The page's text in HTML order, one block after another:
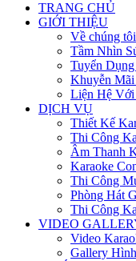
TRANG CHỦ
GIỚI THIỆU
Về chúng tôi
Tầm Nhìn
Tuyển
Khuyễn
Liện Hệ
DỊCH VỤ
Thiết Kế
Thi Công
Âm Thanh
Karaoke
Thi Công
Phòng Hát
Thi Công
VIDEO
Video
Gallery